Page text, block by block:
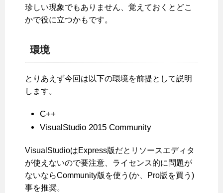
珍しい現象でもありません、覚えておくとどこ
かで役に立つかもです。
環境
とりあえず今回は以下の環境を前提として説明
します。
C++
VisualStudio 2015 Community
VisualStudioはExpress版だとリソースエディタ
が使えないので要注意、ライセンス的に問題が
ないならCommunity版を使う(か、Pro版を買う)
事を推奨。